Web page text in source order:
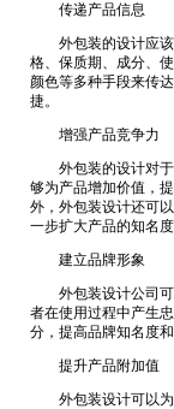
传递产品信息
外包装的设计应该
格、保质期、成分、
颜色等多种手段来传
捷。
增强产品竞争力
外包装的设计对于
够为产品增加价值，
外，外包装设计还可
一步扩大产品的知名度
建立品牌形象
外包装设计公司可
者在使用过程中产生
分，提高品牌知名度
提升产品附加值
外包装设计可以为